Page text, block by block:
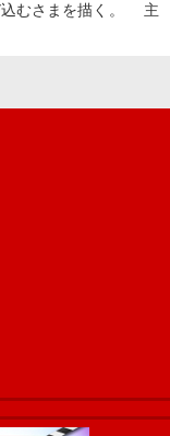
込むさまを描く。 主